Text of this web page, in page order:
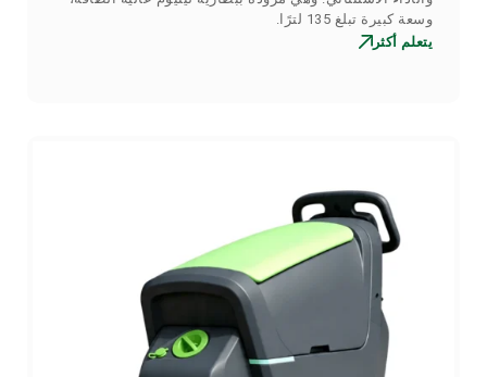
وسعة كبيرة تبلغ 135 لترًا.
يتعلم أكثر